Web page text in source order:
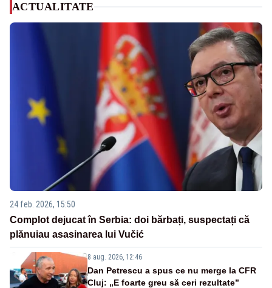
ACTUALITATE
24 feb. 2026, 15:50
Complot dejucat în Serbia: doi bărbați, suspectați că
plănuiau asasinarea lui Vučić
8 aug. 2026, 12:46
Dan Petrescu a spus ce nu merge la CFR
Cluj: „E foarte greu să ceri rezultate”